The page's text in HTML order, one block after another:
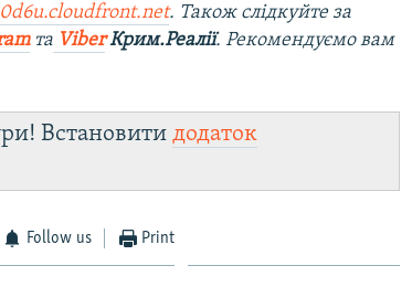
. Також слідкуйте за
та ViberКрим.Реалії. Рекомендуємо вам
Встановитидодаток
Follow us Print